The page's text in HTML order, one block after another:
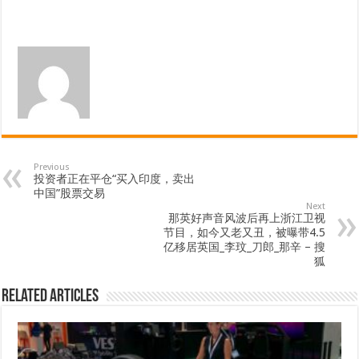
Previous
投资者正在平仓“买入印度，卖出
中国”股票交易
Next
那英好声音风波后再上浙江卫视
节目，如今又老又丑，被曝带4.5
亿移居英国_李玟_刀郎_那辛 – 搜
狐
Related Articles